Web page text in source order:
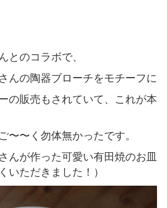
とのコラボで、
んの陶器ブローチをモチーフに
の販売もされていて、これが本
〜〜く勿体無かったです。
んが作った可愛い有田焼のお皿
いただきました！）